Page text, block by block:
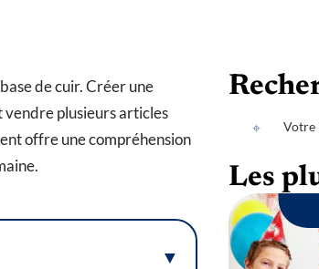
de cuir. Créer une
vendre plusieurs articles
offre une compréhension
Les